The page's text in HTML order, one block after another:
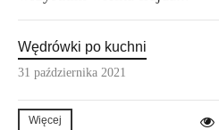
Wędrówki po kuchni
31 października 2021
Więcej